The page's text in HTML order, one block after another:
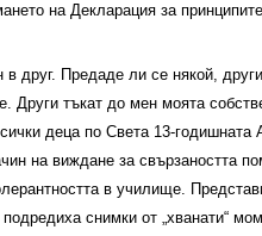
на Декларация за
в друг. Предаде ли се някой,
Други тъкат до мен моята
деца по Света 13-
на виждане за свързаността
в училище.
снимки от „хванати“